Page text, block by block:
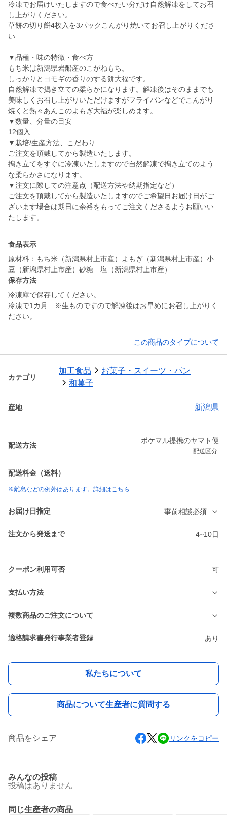
冷凍でお届けいたしますので食べたい分だけ自然解凍をしてお召
し上がりください。
草餅の切り餅4枚入を3パックこんがり焼いてお召し上がりくださ
い
▼品種・味の特徴・食べ方
もち米は新潟県岩船産のこがねもち。
しっかりとヨモギの香りのする餅大福です。
自然解凍で搗き立ての柔らかになります。解凍後はそのままでも
美味しくお召し上がりいただけますがフライパンなどでこんがり
焼くと熱々あんこのよもぎ大福が楽しめます。
▼数量、分量の目安
12個入
▼栽培/生産方法、こだわり
ご注文を頂戴してから製造いたします。
搗き立てをすぐに冷凍いたしますので自然解凍で搗き立てのよう
な柔らかさになります。
▼注文に際しての注意点（配送方法や納期指定など）
ご注文を頂戴してから製造いたしますのでご希望日お届け日がご
ざいます場合は期日に余裕をもってご注文くださるようお願いい
たします。
食品表示
原材料：もち米（新潟県村上市産）よもぎ（新潟県村上市産）小
豆（新潟県村上市産）砂糖 塩（新潟県村上市産）
保存方法
冷凍庫で保存してください。
冷凍で1カ月 ※生ものですので解凍後はお早めにお召し上がりく
ださい。
この商品のタイプについて
カテゴリ
加工食品
お菓子・スイーツ・パン
和菓子
産地 新潟県
配送方法
ポケマル提携のヤマト便
配送区分:
配送料金（送料）
※離島などの例外はあります。詳細はこちら
お届け日指定 事前相談必須
注文から発送まで 4~10日
クーポン利用可否 可
支払い方法
複数商品のご注文について
適格請求書発行事業者登録 あり
私たちについて
商品について生産者に質問する
商品をシェア リンクをコピー
みんなの投稿
投稿はありません
同じ生産者の商品